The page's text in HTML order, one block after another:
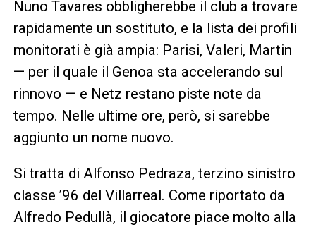
Nuno Tavares obbligherebbe il club a trovare
rapidamente un sostituto, e la lista dei profili
monitorati è già ampia: Parisi, Valeri, Martin
— per il quale il Genoa sta accelerando sul
rinnovo — e Netz restano piste note da
tempo. Nelle ultime ore, però, si sarebbe
aggiunto un nome nuovo.
Si tratta di Alfonso Pedraza, terzino sinistro
classe ’96 del Villarreal. Come riportato da
Alfredo Pedullà, il giocatore piace molto alla